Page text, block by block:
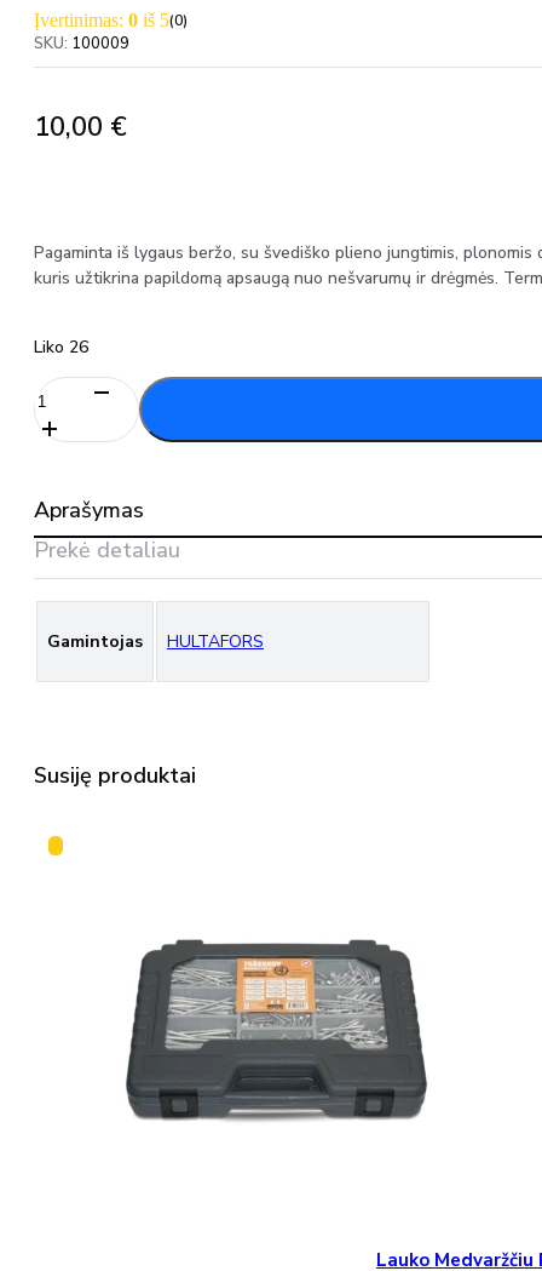
Įvertinimas: 0 iš 5(0)
SKU: 100009
10,00 €
Pagaminta iš lygaus beržo, su švediško plieno jungtimis,
kuris užtikrina papildomą apsaugą nuo nešvarumų ir drėgmės.
Liko 26
produkto
kiekis:
HULTAFORS
10
liniuotė
Aprašymas
Prekė detaliau
Gamintojas HULTAFORS
Susiję produktai
Lauko Medvaržčiu